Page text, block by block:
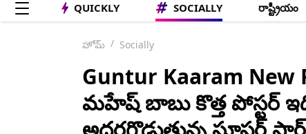
QUICKLY SOCIALLY రాష్ట్రీయం
హోమ్ Socially
Guntur Kaaram New
మహేష్ బాబు కొత్త పోస్టర్